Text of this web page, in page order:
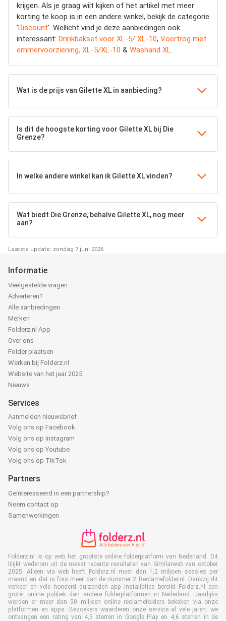
krijgen. Als je graag wilt kijken of het artikel met meer
korting te koop is in een andere winkel, bekijk de categorie
'Discount'. Wellicht vind je deze aanbiedingen ook
interessant: Drinkbakset voor XL-5/ XL-10, Voertrog met
emmervoorziening, XL-5/XL-10 & Washand XL
Wat is de prijs van Gilette XL in aanbieding?
Is dit de hoogste korting voor Gilette XL bij Die
Grenze?
In welke andere winkel kan ik Gilette XL vinden?
Wat biedt Die Grenze, behalve Gilette XL, nog meer
aan?
Laatste update: zondag 7 juni 2026
Informatie
Veelgestelde vragen
Adverteren?
Alle aanbiedingen
Merken
Folderz.nl App
Over ons
Folder plaatsen
Werken bij Folderz.nl
Website van het jaar 2025
Nieuws
Services
Aanmelden nieuwsbrief
Volg ons op Facebook
Volg ons op Instagram
Volg ons op Youtube
Volg ons op TikTok
Partners
Geïnteresseerd in een partnership?
Neem contact op
Samenwerkingen
Folderz.nl is op web het grootste online folderplatform van Nederland. Dit
blijkt wederom uit de meest recente resultaten van Similarweb van oktober
2025. Alleen via web heeft Folderz.nl meer dan 1,2 miljoen sessies per
maand en dat is fors meer dan de nummer 2 Reclamefolder.nl. Dankzij dit
verkeer en vele honderd duizenden app installaties bereikt Folderz.nl een
groter online publiek dan andere folderplatformen in Nederland. Jaarlijks
worden er meer dan 50 miljoen online reclamefolders bekeken via onze
platformen en apps. Bezoekers waarderen onze service al vele jaren: we
ontvangen een rating van 4,5 sterren in Google Play en 4,6 sterren in de